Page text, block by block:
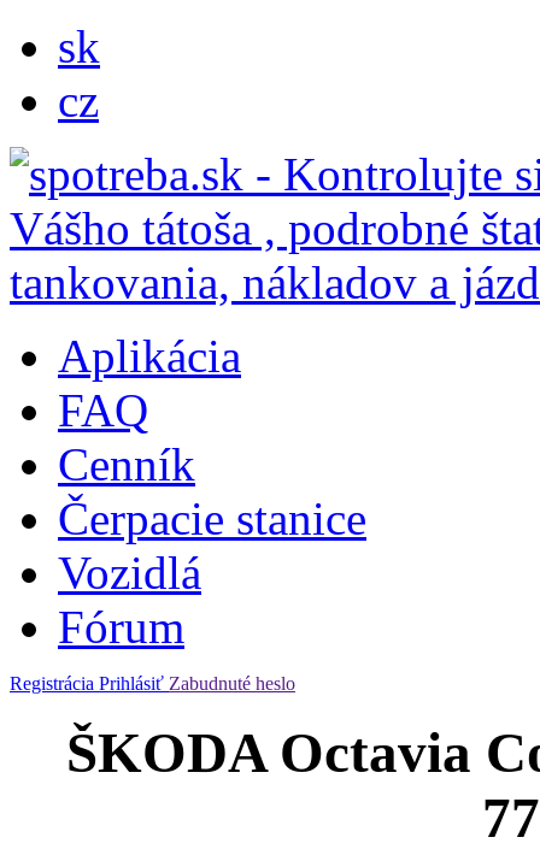
sk
cz
Aplikácia
FAQ
Cenník
Čerpacie stanice
Vozidlá
Fórum
Registrácia Prihlásiť Zabudnuté heslo
ŠKODA Octavia